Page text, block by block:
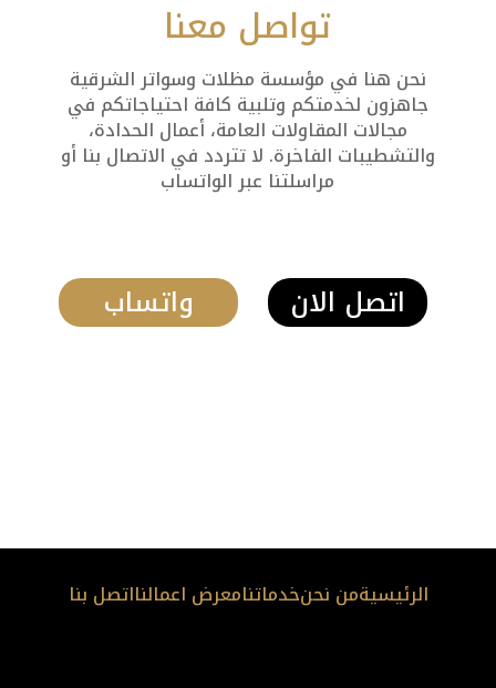
تواصل معنا
نحن هنا في مؤسسة مظلات وسواتر الشرقية
جاهزون لخدمتكم وتلبية كافة احتياجاتكم في
مجالات المقاولات العامة، أعمال الحدادة،
والتشطيبات الفاخرة. لا تتردد في الاتصال بنا أو
مراسلتنا عبر الواتساب
واتساب اتصل الان
الرئيسيةمن نحنخدماتنامعرض اعمالنااتصل بنا